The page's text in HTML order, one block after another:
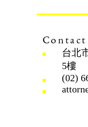
Contact
台北
5樓
(02)